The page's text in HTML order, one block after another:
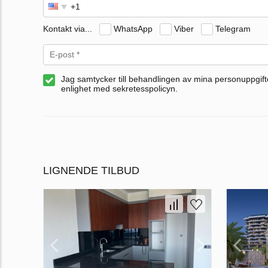
Kontakt via... WhatsApp Viber Telegram
Jag samtycker till behandlingen av mina
enlighet med sekretesspolicyn.
LIGNENDE TILBUD